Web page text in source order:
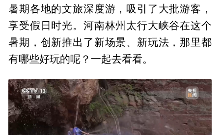
暑期各地的文旅深度游，吸引了大批游客，
享受假日时光。河南林州太行大峡谷在这个
暑期，创新推出了新场景、新玩法，那里都
有哪些好玩的呢？一起去看看。